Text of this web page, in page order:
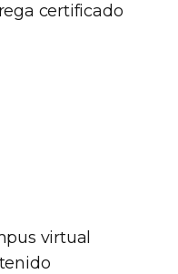
certificado
virtual